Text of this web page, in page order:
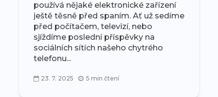
používá nějaké elektronické zařízení
ještě těsně před spaním. Ať už sedíme
před počítačem, televizí, nebo
sjíždíme poslední příspěvky na
sociálních sítích našeho chytrého
telefonu...
23. 7. 2025 5 min čtení